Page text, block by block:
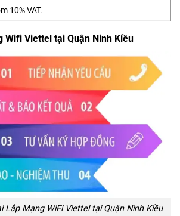
10% VAT.
Wifi Viettel tại Quận Ninh Kiều
Lắp Mạng WiFi Viettel tại Quận Ninh Kiều